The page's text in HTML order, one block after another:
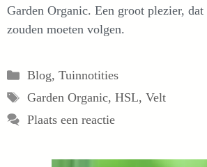
Garden Organic. Een groot plezier, dat
zouden moeten volgen.
Categorieën
Blog, Tuinnotities
Tags
Garden Organic, HSL, Velt
Plaats een reactie